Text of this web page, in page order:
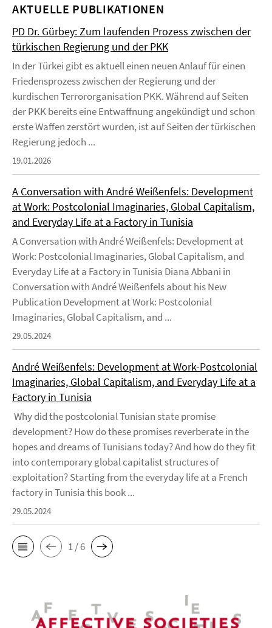
AKTUELLE PUBLIKATIONEN
PD Dr. Gürbey: Zum laufenden Prozess zwischen der
türkischen Regierung und der PKK
In der Türkei gibt es aktuell einen neuen Anlauf für einen
Friedensprozess zwischen der Regierung und der
kurdischen Terrororganisation PKK. Während auf Seiten
der PKK bereits eine Entwaffnung angekündigt und schon
erste Waffen zerstört wurden, ist auf Seiten der türkischen
Regierung jedoch ...
19.01.2026
A Conversation with André Weißenfels: Development
at Work: Postcolonial Imaginaries, Global Capitalism,
and Everyday Life at a Factory in Tunisia
A Conversation with André Weißenfels: Development at
Work: Postcolonial Imaginaries, Global Capitalism, and
Everyday Life at a Factory in Tunisia Diana Abbani in
Conversation with André Weißenfels about his New
Publication Development at Work: Postcolonial
Imaginaries, Global Capitalism, and ...
29.05.2024
André Weißenfels: Development at Work-Postcolonial
Imaginaries, Global Capitalism, and Everyday Life at a
Factory in Tunisia
Why did the postcolonial Tunisian state promise
development? How do these promises reverberate in the
hopes and dreams of Tunisians today? And how do they fit
into contemporary global capitalist structures of
exploitation? Starting from the everyday life at a French
factory in Tunisia this book ...
29.05.2024
1 / 6